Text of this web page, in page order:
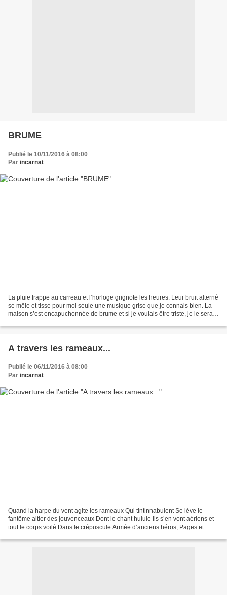
BRUME
Publié le 10/11/2016 à 08:00
Par incarnat
La pluie frappe au carreau et l’horloge grignote les heures. Leur bruit alterné
se mêle et tisse pour moi seule une musique grise que je connais bien. La
maison s’est encapuchonnée de brume et si je voulais être triste, je le serais
A travers les rameaux...
Publié le 06/11/2016 à 08:00
Par incarnat
Quand la harpe du vent agite les rameaux Qui tintinnabulent Se lève le
fantôme altier des jouvenceaux Dont le chant hulule Ils s’en vont aériens et
tout le corps voilé Dans le crépuscule Armée d’anciens héros, Pages et